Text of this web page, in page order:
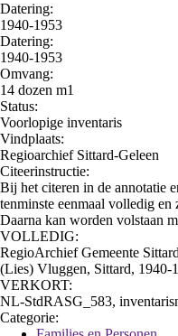
Datering:
1940-1953
Datering:
1940-1953
Omvang:
14 dozen m1
Status:
Voorlopige inventaris
Vindplaats:
Regioarchief Sittard-Geleen
Citeerinstructie:
Bij het citeren in de annotatie
tenminste eenmaal volledig
Daarna kan worden volstaan
VOLLEDIG:
RegioArchief Gemeente
(Lies) Vluggen, Sittard, 1940-
VERKORT:
NL-StdRASG_583,
Categorie: